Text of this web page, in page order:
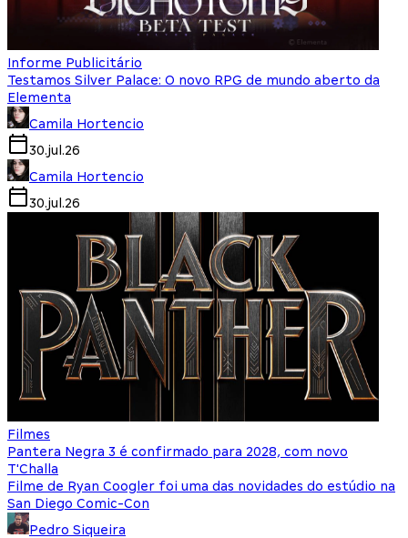
Informe Publicitário
Testamos Silver Palace: O novo RPG de mundo aberto da
Elementa
Camila Hortencio
30.jul.26
Camila Hortencio
30.jul.26
Filmes
Pantera Negra 3 é confirmado para 2028, com novo
T'Challa
Filme de Ryan Coogler foi uma das novidades do estúdio na
San Diego Comic-Con
Pedro Siqueira